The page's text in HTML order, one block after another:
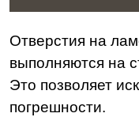
Отверстия на
выполняются на
Это позволяет
погрешности.